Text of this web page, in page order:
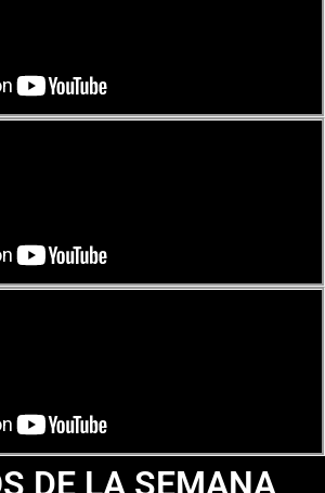
DE LA SEMANA